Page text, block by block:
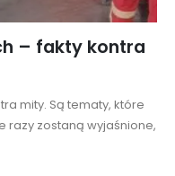
– fakty kontra
mity. Są tematy, które
razy zostaną wyjaśnione,